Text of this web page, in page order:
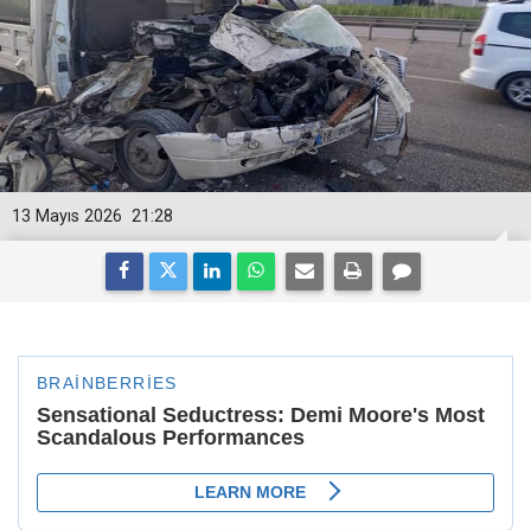
21:28
13 Mayıs 2026